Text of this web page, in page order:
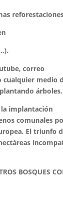
correo
cualquier medio
árboles.
implantación
comunales
El triunfo
BOSQUES